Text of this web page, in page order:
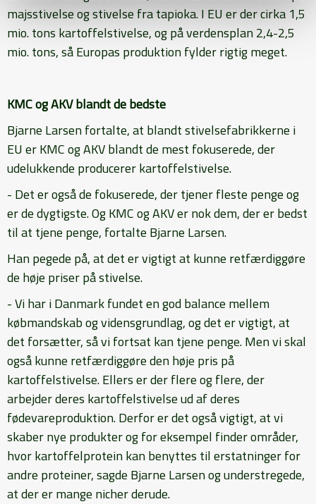
majsstivelse og stivelse fra tapioka. I EU er der cirka 1,5
mio. tons kartoffelstivelse, og på verdensplan 2,4-2,5
mio. tons, så Europas produktion fylder rigtig meget.
KMC og AKV blandt de bedste
Bjarne Larsen fortalte, at blandt stivelsefabrikkerne i
EU er KMC og AKV blandt de mest fokuserede, der
udelukkende producerer kartoffelstivelse.
- Det er også de fokuserede, der tjener fleste penge og
er de dygtigste. Og KMC og AKV er nok dem, der er bedst
til at tjene penge, fortalte Bjarne Larsen.
Han pegede på, at det er vigtigt at kunne retfærdiggøre
de høje priser på stivelse.
- Vi har i Danmark fundet en god balance mellem
købmandskab og vidensgrundlag, og det er vigtigt, at
det forsætter, så vi fortsat kan tjene penge. Men vi skal
også kunne retfærdiggøre den høje pris på
kartoffelstivelse. Ellers er der flere og flere, der
arbejder deres kartoffelstivelse ud af deres
fødevareproduktion. Derfor er det også vigtigt, at vi
skaber nye produkter og for eksempel finder områder,
hvor kartoffelprotein kan benyttes til erstatninger for
andre proteiner, sagde Bjarne Larsen og understregede,
at der er mange nicher derude.